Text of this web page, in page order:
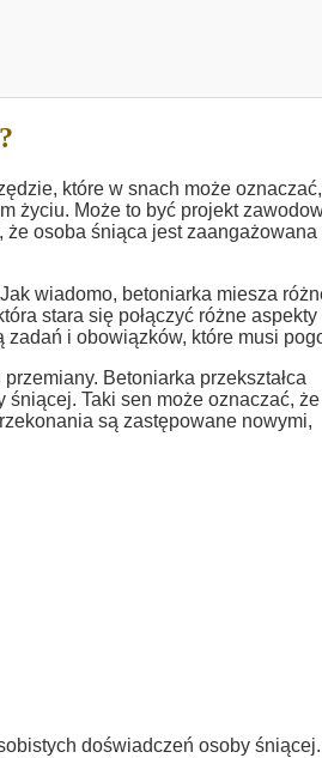
które w snach może
życiu. Może to być projekt
osoba śniąca jest zaangażowana
wiadomo, betoniarka miesza
stara się połączyć różne aspekty
zadań i obowiązków, które musi
Betoniarka przekształca
Taki sen może oznaczać, że
są zastępowane nowymi,
doświadczeń osoby śniącej.